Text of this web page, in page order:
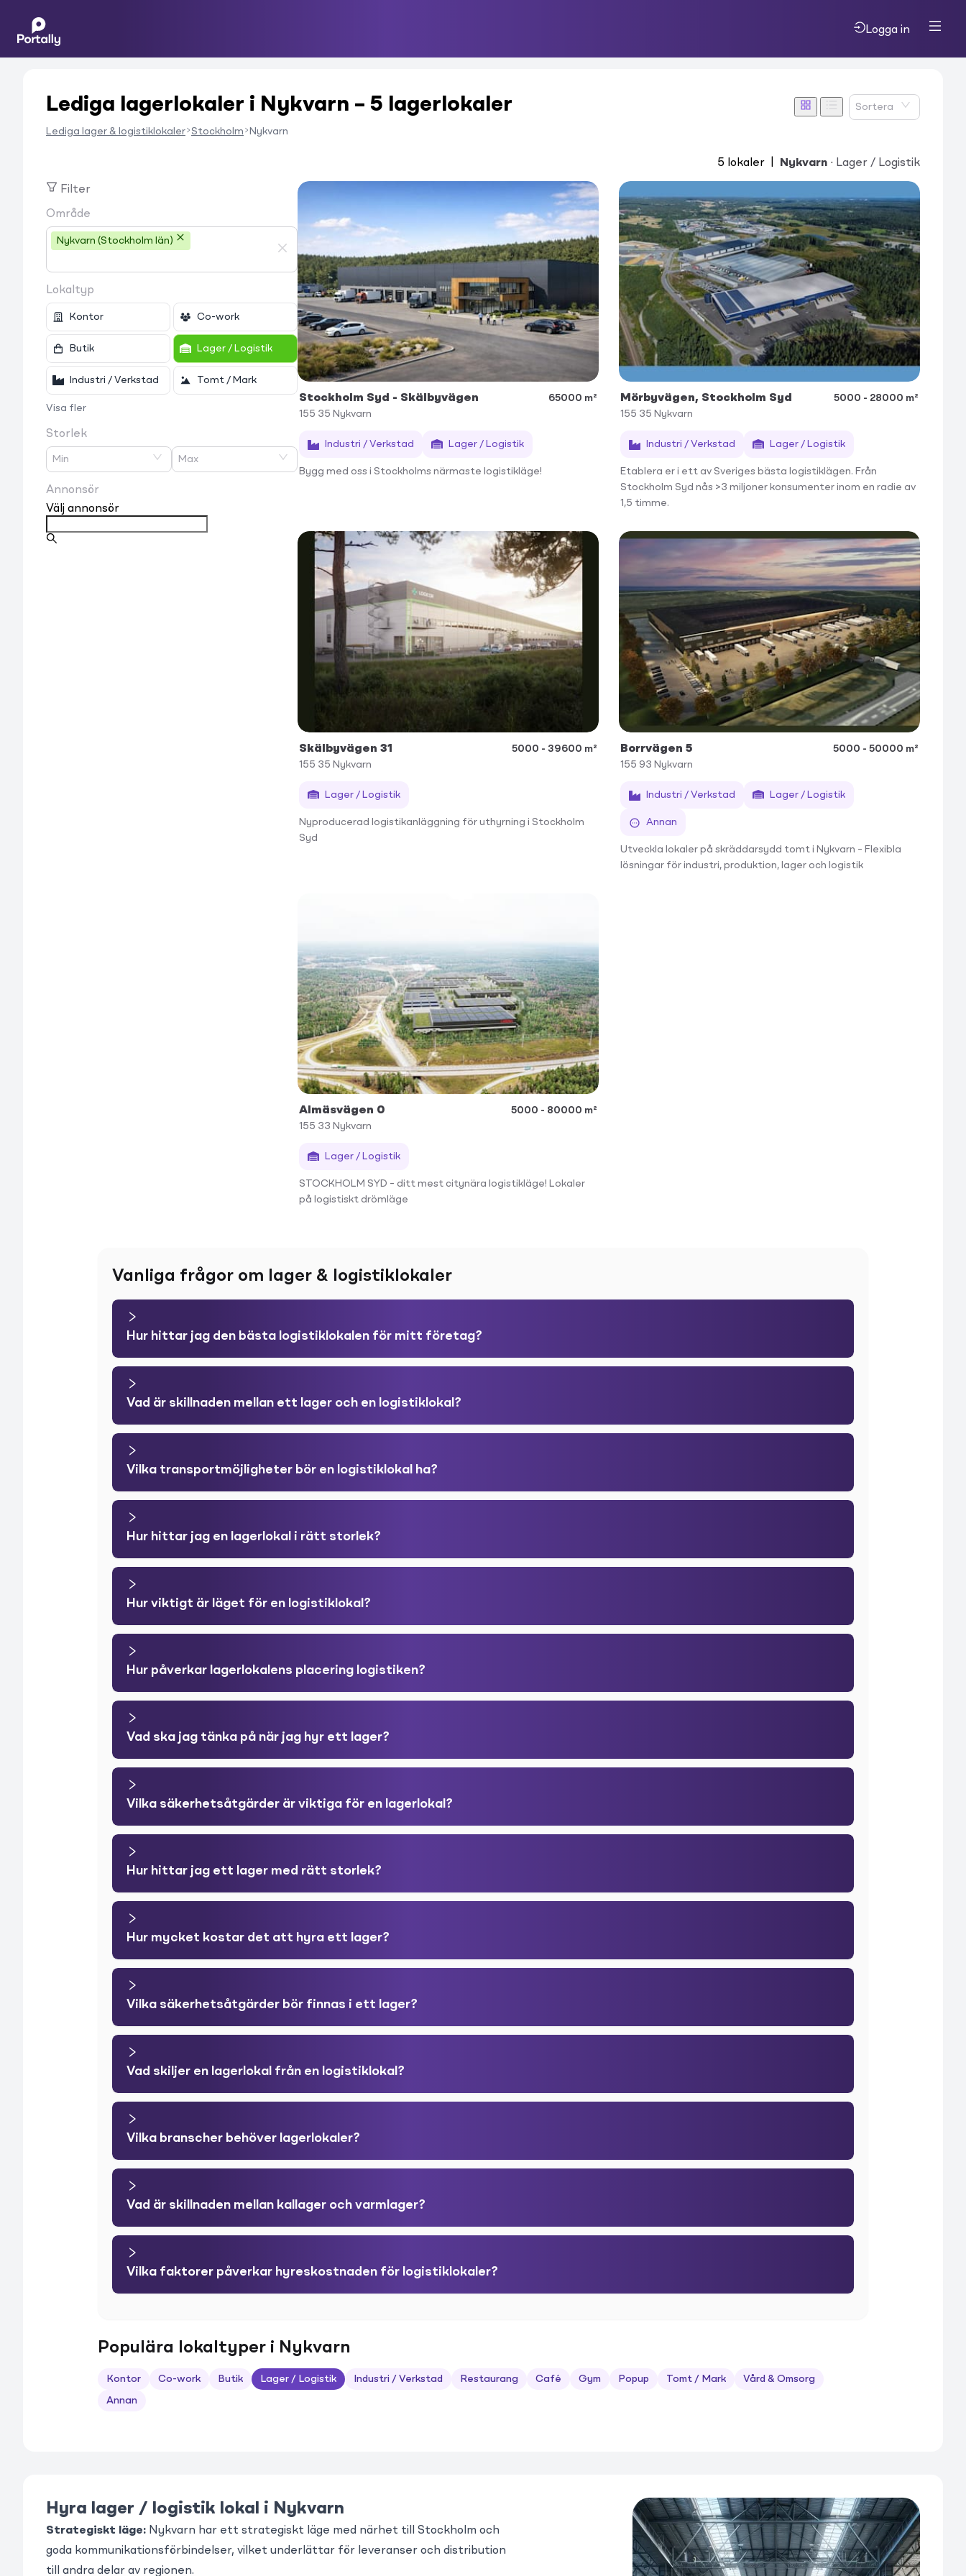
Logga in
Lediga lagerlokaler i Nykvarn – 5 lagerlokaler
Lediga lager & logistiklokaler Stockholm Nykvarn
Sortera
5 lokaler Nykvarn · Lager / Logistik
Filter
Område
Nykvarn (Stockholm län)
Lokaltyp
Kontor Co-work
Butik Lager / Logistik
Industri / Verkstad Tomt / Mark
Visa fler
Storlek
Min Max
Annonsör
Välj annonsör
Stockholm Syd - Skälbyvägen
65000 m²
155 35 Nykvarn
Industri / Verkstad Lager / Logistik
Bygg med oss i Stockholms närmaste logistikläge!
Mörbyvägen, Stockholm Syd
5000 - 28000 m²
155 35 Nykvarn
Industri / Verkstad Lager / Logistik
Etablera er i ett av Sveriges bästa logistiklägen. Från
Stockholm Syd nås >3 miljoner konsumenter inom en radie av
1,5 timme.
Skälbyvägen 31
5000 - 39600 m²
155 35 Nykvarn
Lager / Logistik
Nyproducerad logistikanläggning för uthyrning i Stockholm
Syd
Borrvägen 5
5000 - 50000 m²
155 93 Nykvarn
Industri / Verkstad Lager / Logistik
Annan
Utveckla lokaler på skräddarsydd tomt i Nykvarn – Flexibla
lösningar för industri, produktion, lager och logistik
Almäsvägen 0
5000 - 80000 m²
155 33 Nykvarn
Lager / Logistik
STOCKHOLM SYD – ditt mest citynära logistikläge! Lokaler
på logistiskt drömläge
Vanliga frågor om lager & logistiklokaler
Hur hittar jag den bästa logistiklokalen för mitt företag?
Vad är skillnaden mellan ett lager och en logistiklokal?
Vilka transportmöjligheter bör en logistiklokal ha?
Hur hittar jag en lagerlokal i rätt storlek?
Hur viktigt är läget för en logistiklokal?
Hur påverkar lagerlokalens placering logistiken?
Vad ska jag tänka på när jag hyr ett lager?
Vilka säkerhetsåtgärder är viktiga för en lagerlokal?
Hur hittar jag ett lager med rätt storlek?
Hur mycket kostar det att hyra ett lager?
Vilka säkerhetsåtgärder bör finnas i ett lager?
Vad skiljer en lagerlokal från en logistiklokal?
Vilka branscher behöver lagerlokaler?
Vad är skillnaden mellan kallager och varmlager?
Vilka faktorer påverkar hyreskostnaden för logistiklokaler?
Populära lokaltyper i Nykvarn
Kontor Co-work Butik Lager / Logistik Industri / Verkstad Restaurang Café Gym Popup Tomt / Mark Vård & Omsorg
Annan
Hyra lager / logistik lokal i Nykvarn
Strategiskt läge: Nykvarn har ett strategiskt läge med närhet till Stockholm och
goda kommunikationsförbindelser, vilket underlättar för leveranser och distribution
till andra delar av regionen.